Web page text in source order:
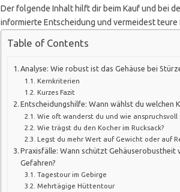
Der folgende Inhalt hilft dir beim Kauf und bei
informierte Entscheidung und vermeidest teure
Table of Contents
Analyse: Wie robust ist das Gehäuse bei
Kernkriterien
Kurzes Fazit
Entscheidungshilfe: Wann wählst du welchen
Wie oft wanderst du und wie anspruchsvoll
Wie trägst du den Kocher im Rucksack?
Legst du mehr Wert auf Gewicht oder auf
Praxisfälle: Wann schützt Gehäuserobustheit
Gefahren?
Tagestour im Gebirge
Mehrtägige Hüttentour